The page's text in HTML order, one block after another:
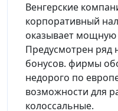
Венгерские
корпоративный
оказывает мощную
Предусмотрен ряд
бонусов. фирмы
недорого по
возможности для
колоссальные.